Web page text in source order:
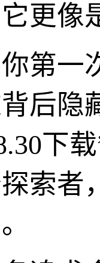
更像
第一
后隐
下
索者